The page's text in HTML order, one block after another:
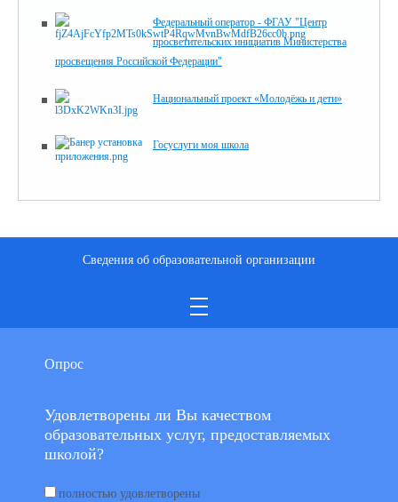
Федеральный оператор - ФГАУ "Центр
просветительских инициатив Министерства
просвещения Российской Федерации"
Национальный проект «Молодёжь и дети»
Госуслуги моя школа
Сведения об образовательной организации
Опрос
Удовлетворены ли Вы качеством
образовательных услуг, предоставляемых
школой?
полностью удовлетворены